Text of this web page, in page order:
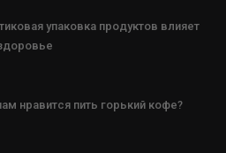
упаковка продуктов влияет
нравится пить горький кофе?